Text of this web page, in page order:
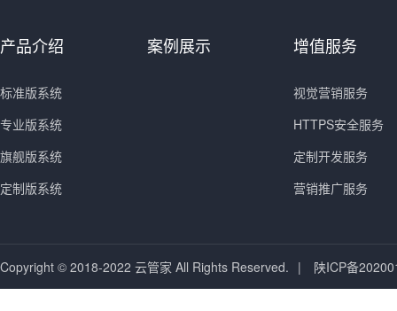
产品介绍
标准版系统
专业版系统
旗舰版系统
定制版系统
案例展示 增值服务
视觉营销服务
HTTPS安全服务
定制开发服务
营销推广服务
Copyright © 2018-2022 云管家 All Rights Reserved. | 陕ICP备